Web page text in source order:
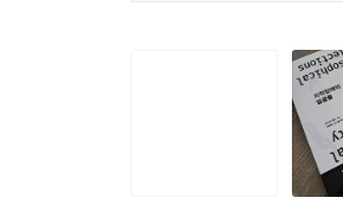
가능한 이들은 어떤 위치
을 수 있다. 중증 장애인
--- 「4장 권위의 얼굴」 중
적극적으로 활용했다.
젠더와 지적장애의 관계
어떠한 영향을 미치는지
넘어 훨씬 더 다채롭고